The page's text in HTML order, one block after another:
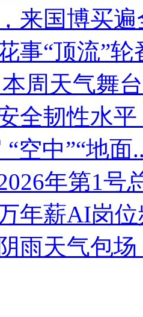
来国博买
事“顶流”
周天气舞
全韧性水
空中”“地面
年第1号
年薪AI岗
雨天气包